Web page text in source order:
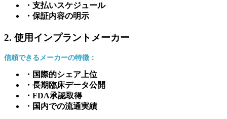
・支払いスケジュール
・保証内容の明示
2. 使用インプラントメーカー
信頼できるメーカーの特徴：
・国際的シェア上位
・長期臨床データ公開
・FDA承認取得
・国内での流通実績